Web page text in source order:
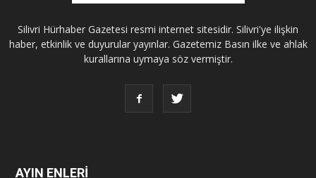
Silivri Hürhaber Gazetesi resmi internet sitesidir. Silivri'ye ilişkin
haber, etkinlik ve duyurular yayınlar. Gazetemiz Basın ilke ve ahlak
kurallarına uymaya söz vermiştir.
AYIN ENLERİ